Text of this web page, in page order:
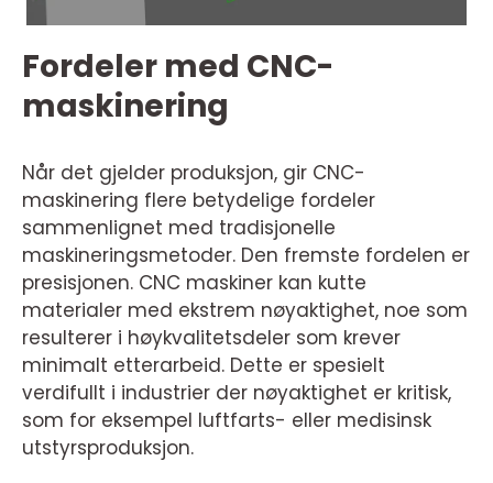
Fordeler med CNC-
maskinering
Når det gjelder produksjon, gir CNC-
maskinering flere betydelige fordeler
sammenlignet med tradisjonelle
maskineringsmetoder. Den fremste fordelen er
presisjonen. CNC maskiner kan kutte
materialer med ekstrem nøyaktighet, noe som
resulterer i høykvalitetsdeler som krever
minimalt etterarbeid. Dette er spesielt
verdifullt i industrier der nøyaktighet er kritisk,
som for eksempel luftfarts- eller medisinsk
utstyrsproduksjon.